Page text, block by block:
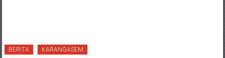
BERITA KARANGASEM